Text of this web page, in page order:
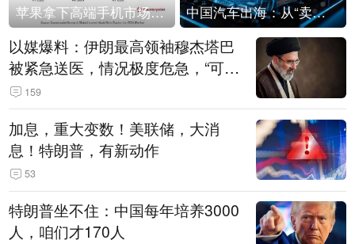
苹果拿下高端手机市场65%的份额：iPhone 17系列功不可没 中国汽车出海：从“卖出去”到“走进去”
以媒爆料：伊朗最高领袖穆杰塔巴
被紧急送医，情况极度危急，“可能
随时会死去”
159
加息，重大变数！美联储，大消
息！特朗普，有新动作
53
特朗普坐不住：中国每年培养3000
人，咱们才170人